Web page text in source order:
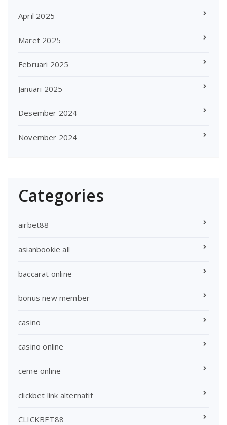
April 2025
Maret 2025
Februari 2025
Januari 2025
Desember 2024
November 2024
Categories
airbet88
asianbookie all
baccarat online
bonus new member
casino
casino online
ceme online
clickbet link alternatif
CLICKBET88